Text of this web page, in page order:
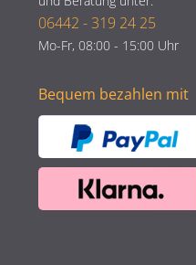
06442 - 319 24 25
Mo-Fr, 08:00 - 15:00 Uhr
Bequem bezahlen mit